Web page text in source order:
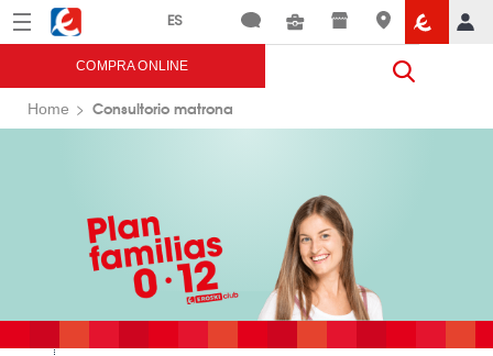
Menú Eroski
COMPRA ONLINE
Home Consultorio matrona